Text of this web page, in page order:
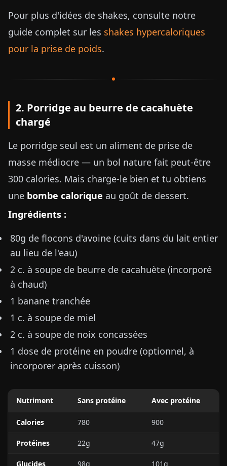
Pour plus d'idées de shakes, consulte notre
guide complet sur les shakes hypercaloriques
pour la prise de poids.
2. Porridge au beurre de cacahuète
chargé
Le porridge seul est un aliment de prise de
masse médiocre — un bol nature fait peut-être
300 calories. Mais charge-le bien et tu obtiens
une bombe calorique au goût de dessert.
Ingrédients :
80g de flocons d'avoine (cuits dans du lait entier
au lieu de l'eau)
2 c. à soupe de beurre de cacahuète (incorporé
à chaud)
1 banane tranchée
1 c. à soupe de miel
2 c. à soupe de noix concassées
1 dose de protéine en poudre (optionnel, à
incorporer après cuisson)
Nutriment Sans protéine Avec protéine
Calories 780 900
Protéines 22g 47g
Glucides 98g 101g